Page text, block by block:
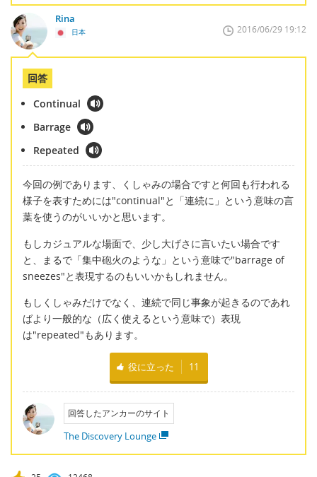
Rina
日本 2016/06/29 19:12
回答
Continual
Barrage
Repeated
今回の例であります、くしゃみの場合ですと何回も行われる
様子を表すためには"continual"と「連続に」という意味の言
葉を使うのがいいかと思います。
もしカジュアルな場面で、少し大げさに言いたい場合です
と、まるで「集中砲火のような」という意味で"barrage of
sneezes"と表現するのもいいかもしれません。
もしくしゃみだけでなく、連続で同じ事象が起きるのであれ
ばより一般的な（広く使えるという意味で）表現
は"repeated"もあります。
役に立った 11
回答したアンカーのサイト
The Discovery Lounge